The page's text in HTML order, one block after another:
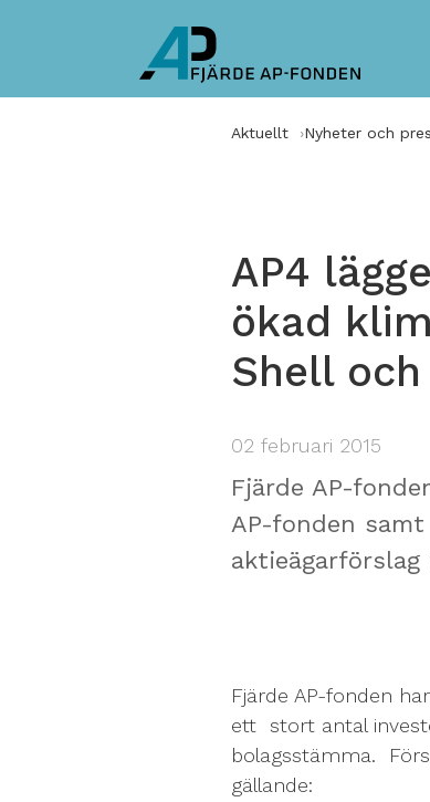
Aktuellt Nyheter och
AP4
ökad
Shell och
02 februari 2015
Fjärde AP-
AP-fonden
Fjärde AP-fonden
ett stort antal
bolagsstämma.
gällande: